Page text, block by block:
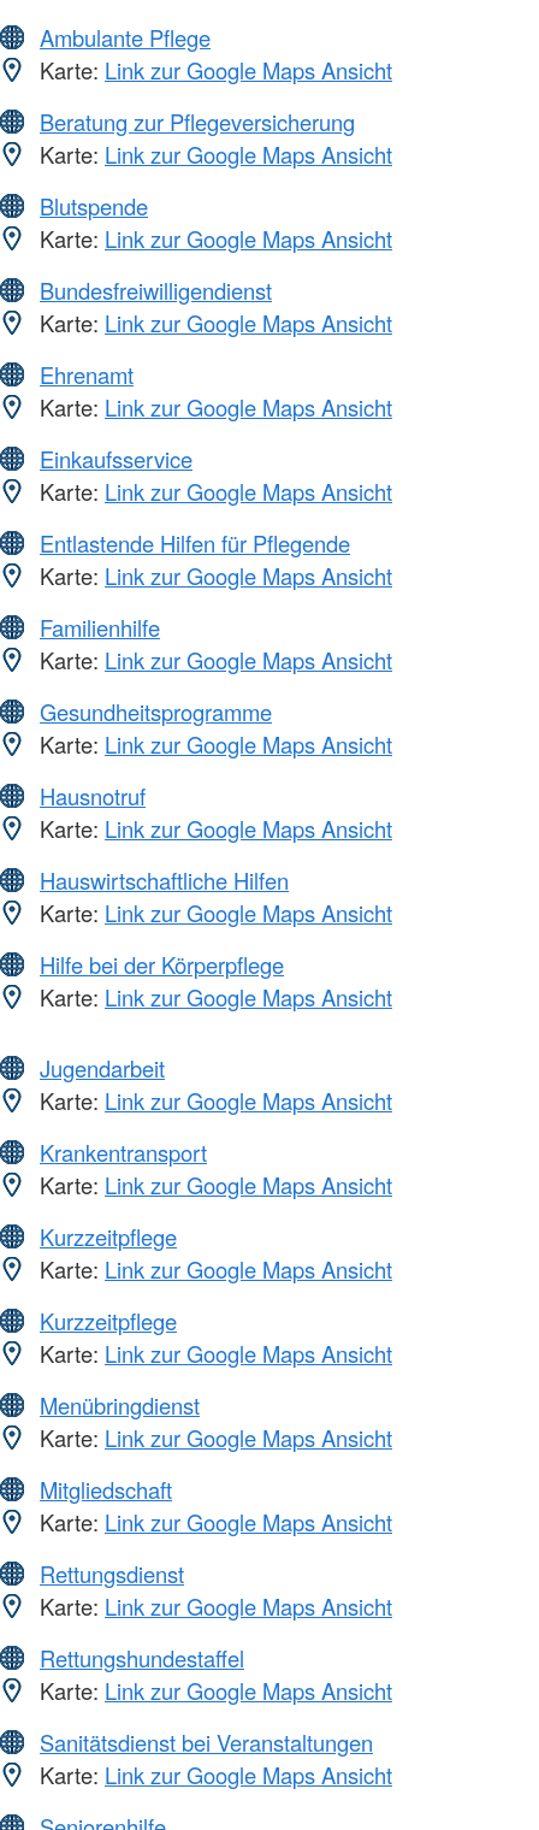
Ambulante Pflege
Karte: Link zur Google Maps Ansicht
Beratung zur Pflegeversicherung
Karte: Link zur Google Maps Ansicht
Blutspende
Karte: Link zur Google Maps Ansicht
Bundesfreiwilligendienst
Karte: Link zur Google Maps Ansicht
Ehrenamt
Karte: Link zur Google Maps Ansicht
Einkaufsservice
Karte: Link zur Google Maps Ansicht
Entlastende Hilfen für Pflegende
Karte: Link zur Google Maps Ansicht
Familienhilfe
Karte: Link zur Google Maps Ansicht
Gesundheitsprogramme
Karte: Link zur Google Maps Ansicht
Hausnotruf
Karte: Link zur Google Maps Ansicht
Hauswirtschaftliche Hilfen
Karte: Link zur Google Maps Ansicht
Hilfe bei der Körperpflege
Karte: Link zur Google Maps Ansicht
Jugendarbeit
Karte: Link zur Google Maps Ansicht
Krankentransport
Karte: Link zur Google Maps Ansicht
Kurzzeitpflege
Karte: Link zur Google Maps Ansicht
Kurzzeitpflege
Karte: Link zur Google Maps Ansicht
Menübringdienst
Karte: Link zur Google Maps Ansicht
Mitgliedschaft
Karte: Link zur Google Maps Ansicht
Rettungsdienst
Karte: Link zur Google Maps Ansicht
Rettungshundestaffel
Karte: Link zur Google Maps Ansicht
Sanitätsdienst bei Veranstaltungen
Karte: Link zur Google Maps Ansicht